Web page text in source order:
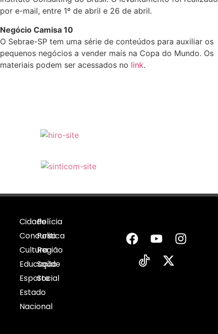
por e-mail, entre 1º de abril e 26 de abril.
Negócio Camisa 10
O Sebrae-SP tem uma série de conteúdos para auxiliar os
pequenos negócios a vender mais na Copa do Mundo. Os
materiais podem ser acessados no link.
Cidade
Concurso
Cultura
Educação
Esporte
Estado
Nacional
Polícia
Politica
Região
Saúde
Social